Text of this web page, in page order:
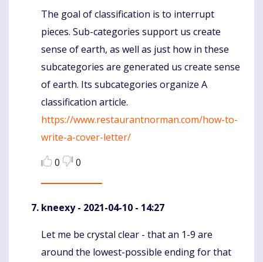
Komentaras
The goal of classification is to interrupt
pieces. Sub-categories support us create
sense of earth, as well as just how in these
subcategories are generated us create sense
of earth. Its subcategories organize A
classification article.
https://www.restaurantnorman.com/how-to-
write-a-cover-letter/
0
0
kneexy- 2021-04-10 - 14:27
Komentaras
Let me be crystal clear - that an 1-9 are
around the lowest-possible ending for that